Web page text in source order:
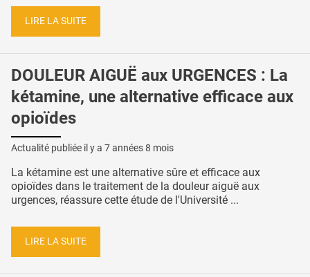
LIRE LA SUITE
DOULEUR AIGUË aux URGENCES : La
kétamine, une alternative efficace aux
opioïdes
Actualité publiée il y a 7 années 8 mois
La kétamine est une alternative sûre et efficace aux
opioïdes dans le traitement de la douleur aiguë aux
urgences, réassure cette étude de l'Université ...
LIRE LA SUITE